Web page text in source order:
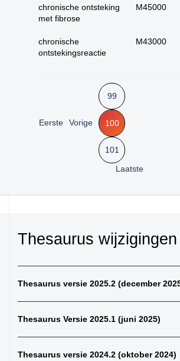
36.
37. alle
en
tumoren)
maligne
chronische ontsteking
met fibrose
M45000
chronische
ontstekingsreactie
M43000
Eerste Vorige
99
100
101
Laatste
Thesaurus wijzigingen
Thesaurus versie 2025.2 (december
Thesaurus Versie 2025.1 (juni 2025)
Thesaurus versie 2024.2 (oktober 2024)